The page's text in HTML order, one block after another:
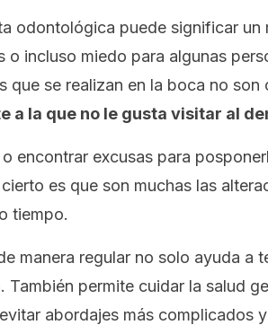
odontológica puede significar
o incluso miedo para algunas
que se realizan en la boca no
a la que no le gusta visitar al
encontrar excusas para
es que son muchas las
tiempo.
manera regular no solo ayuda a
También permite cuidar la salud
abordajes más complicados